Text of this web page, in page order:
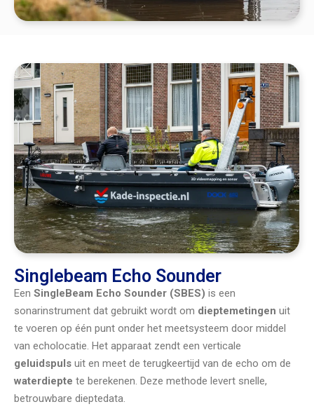
Singlebeam Echo Sounder
Een SingleBeam Echo Sounder (SBES) is een
sonarinstrument dat gebruikt wordt om dieptemetingen uit
te voeren op één punt onder het meetsysteem door middel
van echolocatie. Het apparaat zendt een verticale
geluidspuls uit en meet de terugkeertijd van de echo om de
waterdiepte te berekenen. Deze methode levert snelle,
betrouwbare dieptedata.